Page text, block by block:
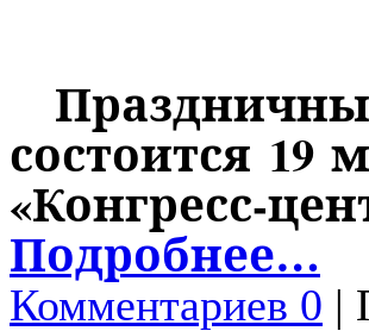
состоится 19
«Конгресс-
Подробнее…
Комментариев 0 |